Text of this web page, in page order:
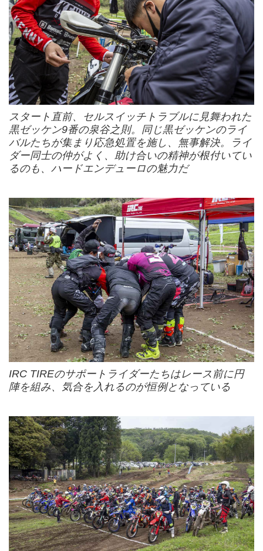
スタート直前、セルスイッチトラブルに見舞われた
黒ゼッケン9番の泉谷之則。同じ黒ゼッケンのライ
バルたちが集まり応急処置を施し、無事解決。ライ
ダー同士の仲がよく、助け合いの精神が根付いてい
るのも、ハードエンデューロの魅力だ
IRC TIREのサポートライダーたちはレース前に円
陣を組み、気合を入れるのが恒例となっている